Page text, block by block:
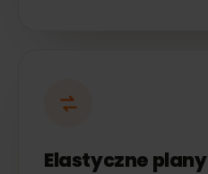
Elastyczne plany